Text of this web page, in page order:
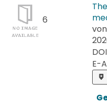
6
DOI
E-